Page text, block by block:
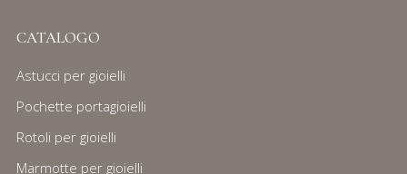
CATALOGO
Astucci per gioielli
Pochette portagioielli
Rotoli per gioielli
Marmotte per gioielli